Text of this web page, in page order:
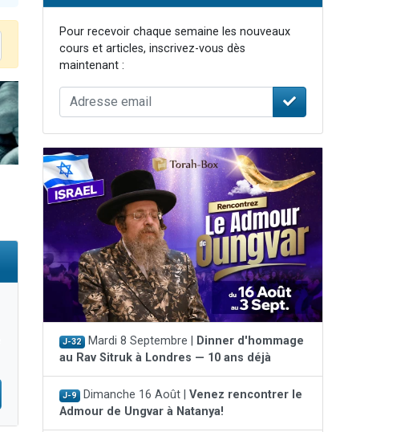
Pour recevoir chaque semaine les nouveaux
cours et articles, inscrivez-vous dès
maintenant :
J-32 Mardi 8 Septembre |
Dinner d'hommage
au Rav Sitruk à Londres — 10 ans déjà
J-9 Dimanche 16 Août | Venez rencontrer le
Admour de Ungvar à Natanya!